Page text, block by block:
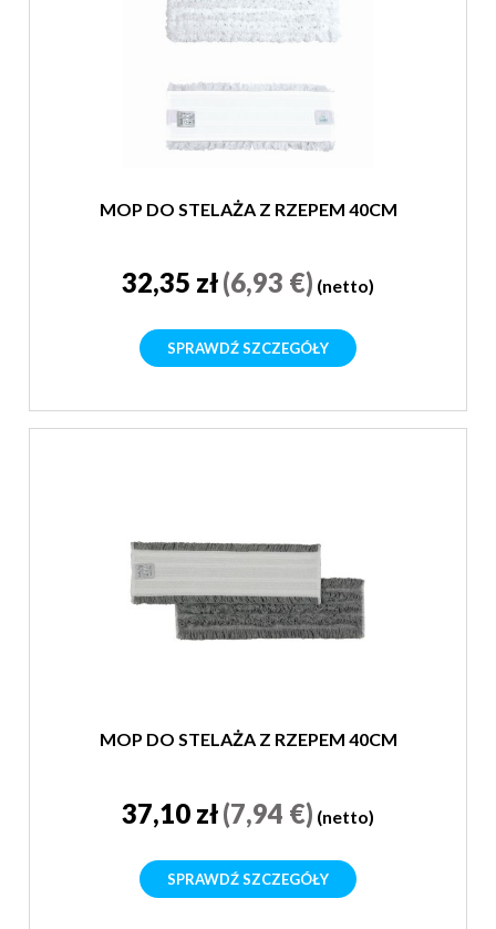
MOP DO STELAŻA Z RZEPEM 40CM
32,35 zł(6,93 €) (netto)
SPRAWDŹ SZCZEGÓŁY
MOP DO STELAŻA Z RZEPEM 40CM
37,10 zł(7,94 €) (netto)
SPRAWDŹ SZCZEGÓŁY